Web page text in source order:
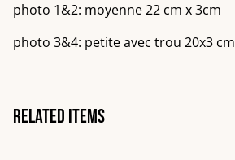
photo 1&2: moyenne 22 cm x 3cm
photo 3&4: petite avec trou 20x3 cm
Related items